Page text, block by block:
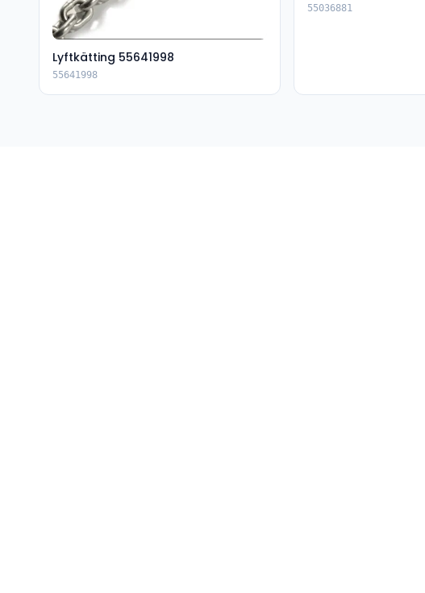
Lyftkätting 55641998
55641998
55036881